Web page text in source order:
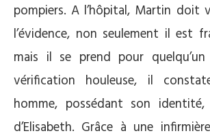
pompiers. A l’hôpital, Martin doit
l’évidence, non seulement il est
mais il se prend pour quelqu’un
vérification houleuse, il
homme, possédant son
d’Elisabeth. Grâce à une